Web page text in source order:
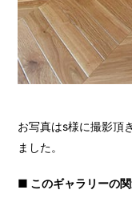
お写真はs様に撮影頂
ました。
■ このギャラリーの